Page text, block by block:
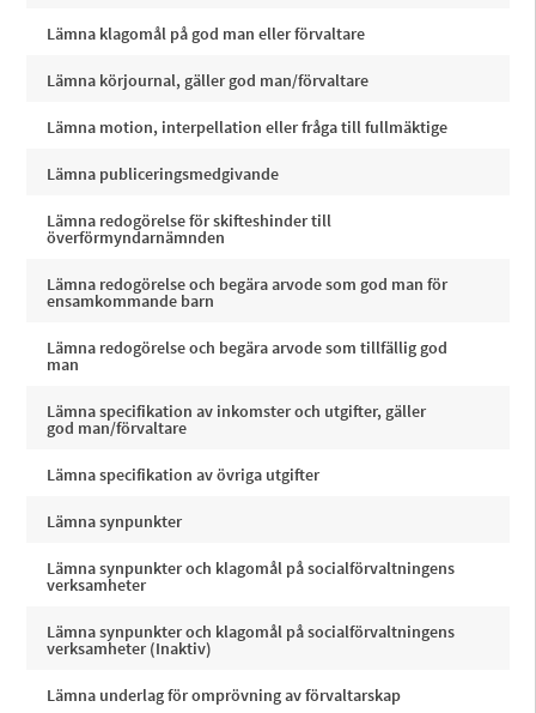
Lämna klagomål på god man eller förvaltare
Lämna körjournal, gäller god man/förvaltare
Lämna motion, interpellation eller fråga till fullmäktige
Lämna publiceringsmedgivande
Lämna redogörelse för skifteshinder till
överförmyndarnämnden
Lämna redogörelse och begära arvode som god man för
ensamkommande barn
Lämna redogörelse och begära arvode som tillfällig god
man
Lämna specifikation av inkomster och utgifter, gäller
god man/förvaltare
Lämna specifikation av övriga utgifter
Lämna synpunkter
Lämna synpunkter och klagomål på socialförvaltningens
verksamheter
Lämna synpunkter och klagomål på socialförvaltningens
verksamheter (Inaktiv)
Lämna underlag för omprövning av förvaltarskap